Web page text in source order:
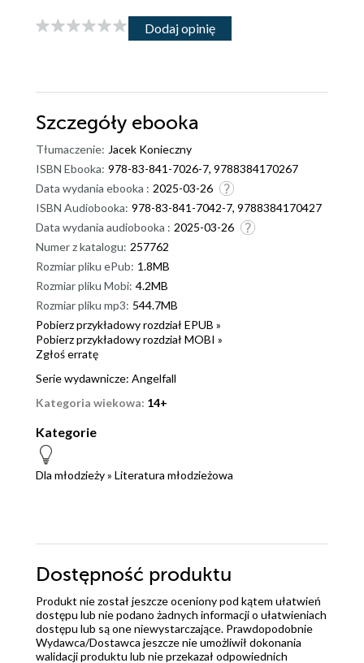
Dodaj opinię
Szczegóły ebooka
Tłumaczenie: Jacek Konieczny
ISBN Ebooka: 978-83-841-7026-7, 9788384170267
Data wydania ebooka : 2025-03-26
ISBN Audiobooka: 978-83-841-7042-7, 9788384170427
Data wydania audiobooka : 2025-03-26
Numer z katalogu: 257762
Rozmiar pliku ePub: 1.8MB
Rozmiar pliku Mobi: 4.2MB
Rozmiar pliku mp3: 544.7MB
Pobierz przykładowy rozdział EPUB »
Pobierz przykładowy rozdział MOBI »
Zgłoś erratę
Serie wydawnicze: Angelfall
Kategoria wiekowa: 14+
Kategorie
Dla młodzieży» Literatura młodzieżowa
Dostępność produktu
Produkt nie został jeszcze oceniony pod kątem ułatwień
dostępu lub nie podano żadnych informacji o ułatwieniach
dostępu lub są one niewystarczające. Prawdopodobnie
Wydawca/Dostawca jeszcze nie umożliwił dokonania
walidacji produktu lub nie przekazał odpowiednich